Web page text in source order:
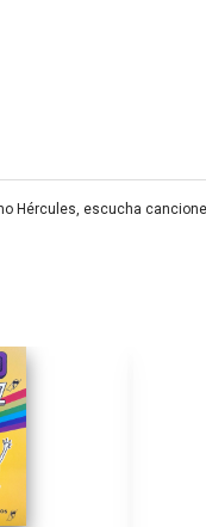
Hércules, escucha